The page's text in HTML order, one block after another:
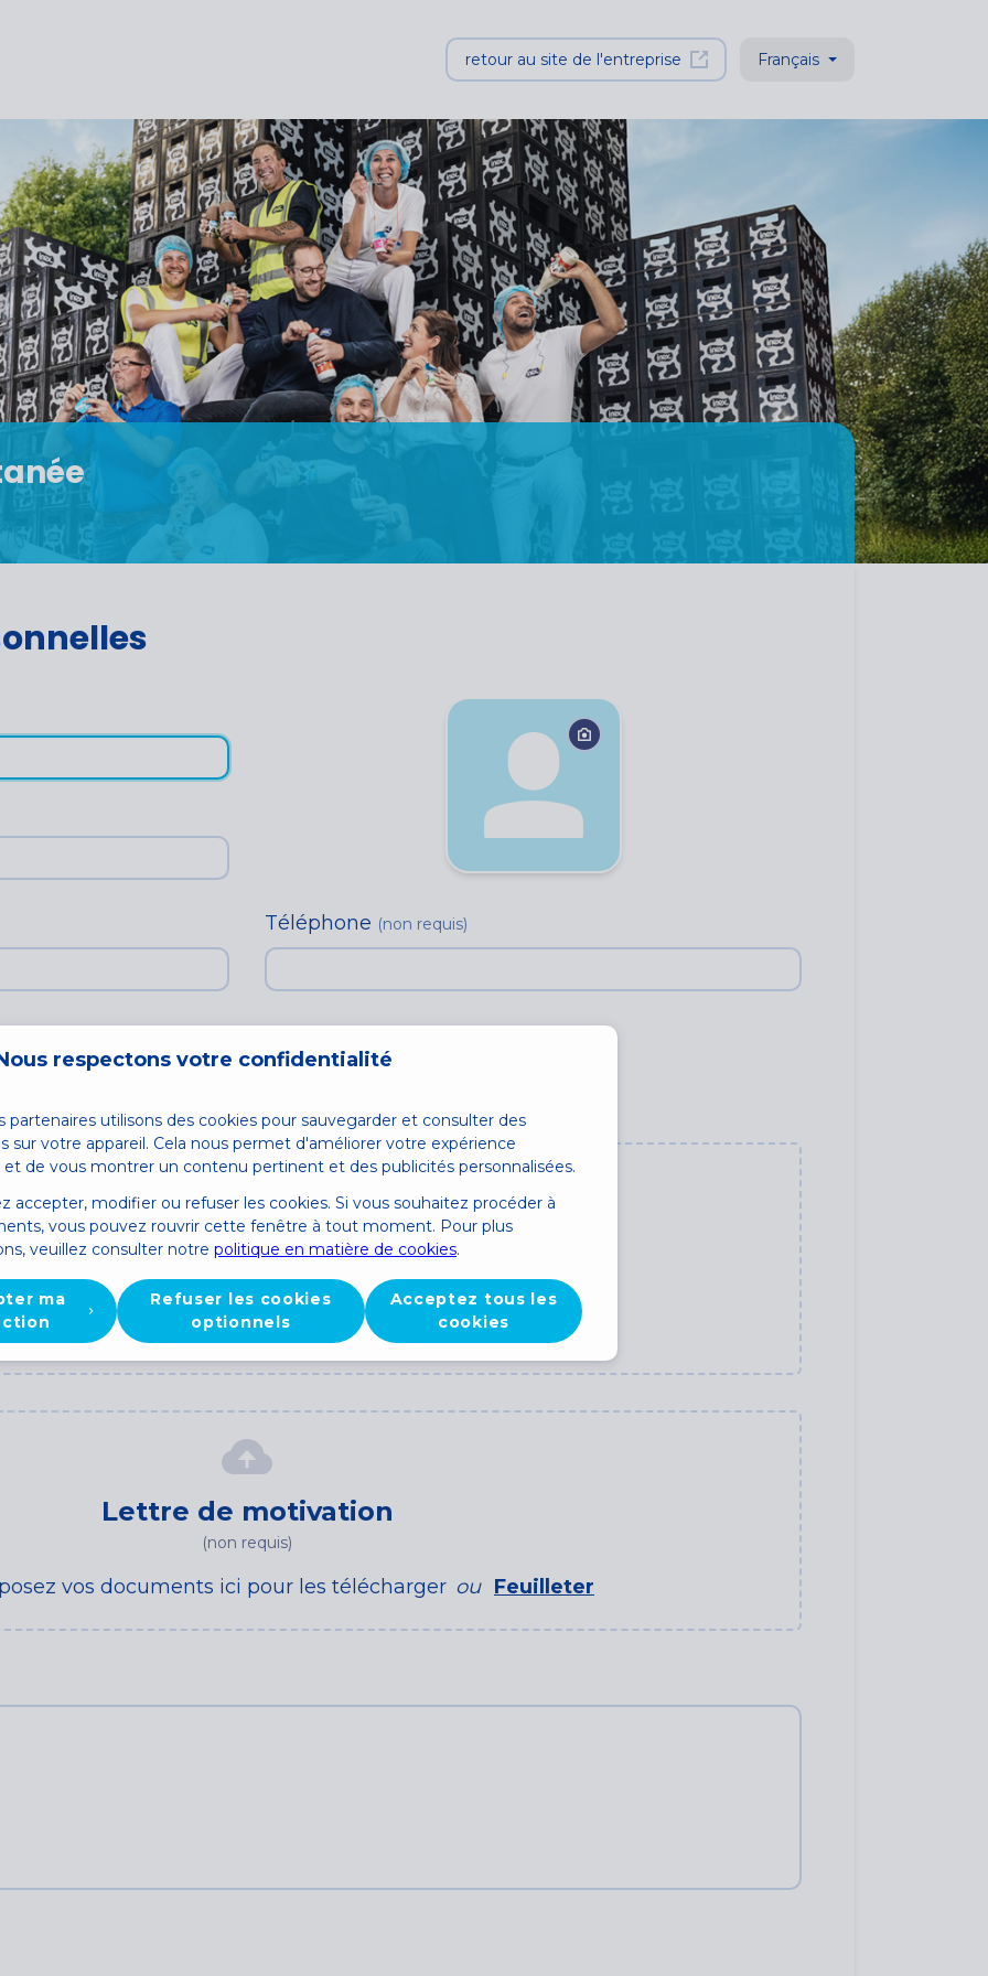
retour au site de l'entreprise Français
Téléphone (non requis)
CV
vos documents ici pour les télécharger ou Feuilleter
Lettre de motivation
(non requis)
vos documents ici pour les télécharger ou Feuilleter
respectons votre confidentialité
partenaires utilisons des cookies pour sauvegarder et consulter des
sur votre appareil. Cela nous permet d'améliorer votre expérience
et de vous montrer un contenu pertinent et des publicités personnalisées.
accepter, modifier ou refuser les cookies. Si vous souhaitez procéder à
vous pouvez rouvrir cette fenêtre à tout moment. Pour plus
veuillez consulter notre politique en matière de cookies.
ma
Refuser les cookies
optionnels
Acceptez tous les
cookies